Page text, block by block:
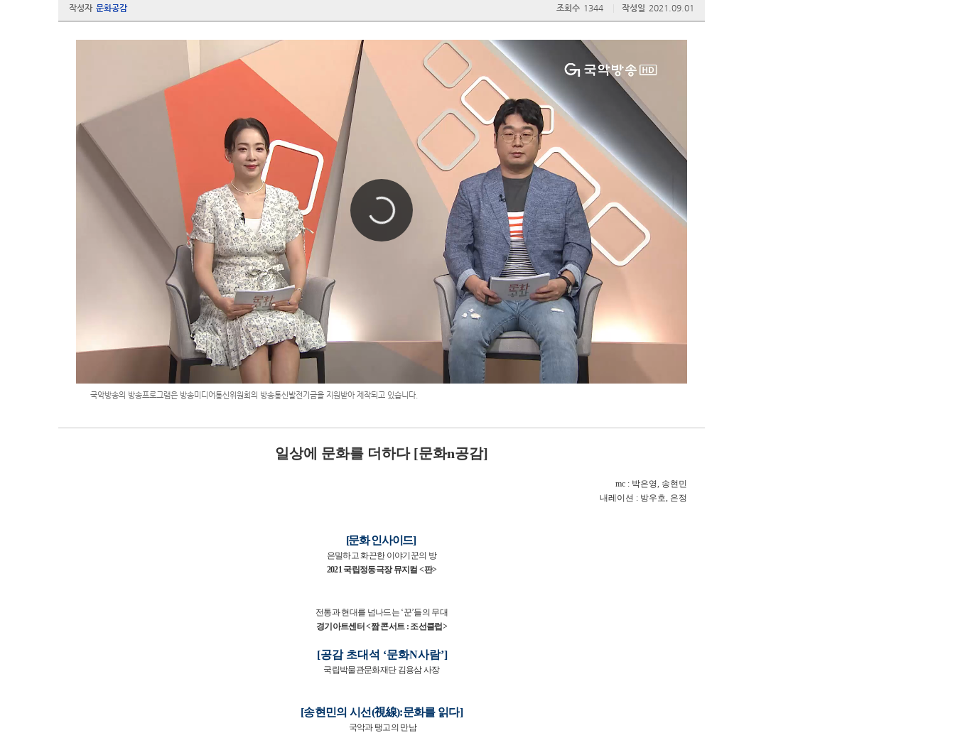
작성자 문화공감 조회수 1344 작성일 2021.09.01
국악방송의 방송프로그램은 방송미디어통신위원회의 방송통신발전기금을 지원받아 제작되고 있습니다.
일상에 문화를 더하다 [문화n공감]
mc : 박은영, 송현민
내레이션 : 방우호, 은정
[문화 인사이드]
은밀하고 화끈한 이야기꾼의 방
2021국립정동극장 뮤지컬<판>
전통과 현대를 넘나드는 ‘꾼’들의 무대
경기아트센터<짬 콘서트 : 조선클럽>
[공감 초대석 ‘문화N사람’]
국립박물관문화재단 김용삼 사장
[송현민의 시선(視線):문화를 읽다]
국악과 탱고의 만남